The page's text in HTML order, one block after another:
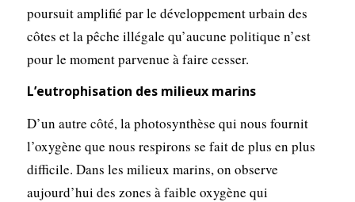
poursuit amplifié par le développement urbain des
côtes et la pêche illégale qu’aucune politique n’est
pour le moment parvenue à faire cesser.
L’eutrophisation des milieux marins
D’un autre côté, la photosynthèse qui nous fournit
l’oxygène que nous respirons se fait de plus en plus
difficile. Dans les milieux marins, on observe
aujourd’hui des zones à faible oxygène qui